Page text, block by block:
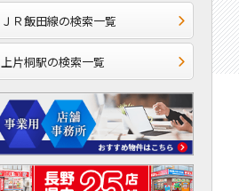
ＪＲ飯田線の検索一覧
上片桐駅の検索一覧